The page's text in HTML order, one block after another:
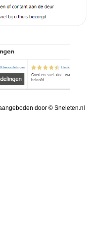
door © Sneleten.nl